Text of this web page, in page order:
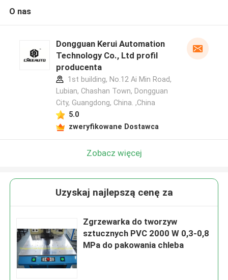
O nas
Dongguan Kerui Automation
Technology Co., Ltd profil
producenta
1st building, No.12 Ai Min Road,
Lubian, Chashan Town, Dongguan
City, Guangdong, China. ,China
5.0
zweryfikowane Dostawca
Zobacz więcej
Uzyskaj najlepszą cenę za
Zgrzewarka do tworzyw
sztucznych PVC 2000 W 0,3-0,8
MPa do pakowania chleba